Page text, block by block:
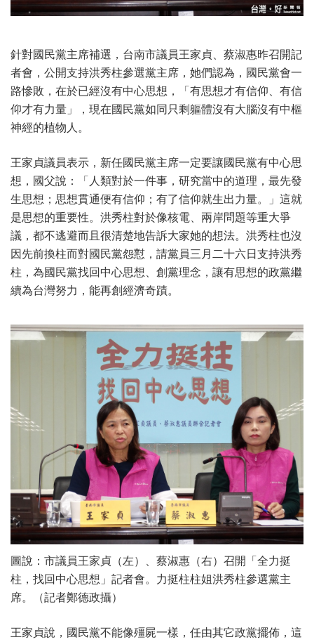
針對國民黨主席補選，台南市議員王家貞、蔡淑惠昨召開記
者會，公開支持洪秀柱參選黨主席，她們認為，國民黨會一
路慘敗，在於已經沒有中心思想，「有思想才有信仰、有信
仰才有力量」，現在國民黨如同只剩軀體沒有大腦沒有中樞
神經的植物人。
王家貞議員表示，新任國民黨主席一定要讓國民黨有中心思
想，國父說：「人類對於一件事，研究當中的道理，最先發
生思想；思想貫通便有信仰；有了信仰就生出力量。」這就
是思想的重要性。洪秀柱對於像核電、兩岸問題等重大爭
議，都不逃避而且很清楚地告訴大家她的想法。洪秀柱也沒
因先前換柱而對國民黨怨懟，請黨員三月二十六日支持洪秀
柱，為國民黨找回中心思想、創黨理念，讓有思想的政黨繼
續為台灣努力，能再創經濟奇蹟。
圖說：市議員王家貞（左）、蔡淑惠（右）召開「全力挺
柱，找回中心思想」記者會。力挺柱柱姐洪秀柱參選黨主
席。（記者鄭德政攝）
王家貞說，國民黨不能像殭屍一樣，任由其它政黨擺佈，這